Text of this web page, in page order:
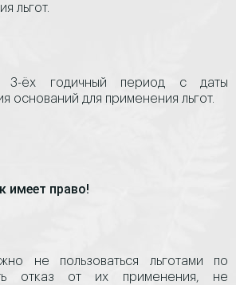
льгот.
ёх годичный период с даты
оснований для применения льгот.
имеет право!
не пользоваться льготами по
отказ от их применения, не